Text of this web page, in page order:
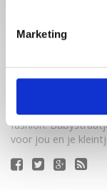
Marketing
Babystraatje.nl is
jonge moeders.
inspirerende blogs
zwangerschap,
fashion.
voor jou en je